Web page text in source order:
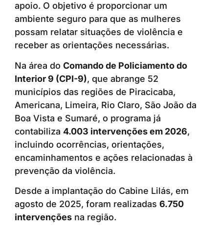
apoio. O objetivo é proporcionar um
ambiente seguro para que as mulheres
possam relatar situações de violência e
receber as orientações necessárias.
Na área do Comando de Policiamento do
Interior 9 (CPI-9), que abrange 52
municípios das regiões de Piracicaba,
Americana, Limeira, Rio Claro, São João da
Boa Vista e Sumaré, o programa já
contabiliza 4.003 intervenções em 2026,
incluindo ocorrências, orientações,
encaminhamentos e ações relacionadas à
prevenção da violência.
Desde a implantação do Cabine Lilás, em
agosto de 2025, foram realizadas 6.750
intervenções na região.